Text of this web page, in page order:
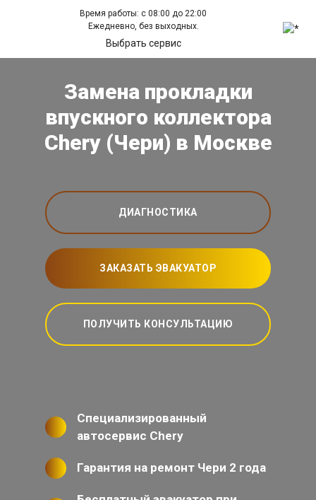
Время работы: с 08:00 до 22:00
Ежедневно, без выходных.
Выбрать сервис
Замена прокладки
впускного коллектора
Chery (Чери) в Москве
ДИАГНОСТИКА
ЗАКАЗАТЬ ЭВАКУАТОР
ПОЛУЧИТЬ КОНСУЛЬТАЦИЮ
Специализированный
автосервис Chery
Гарантия на ремонт Чери 2 года